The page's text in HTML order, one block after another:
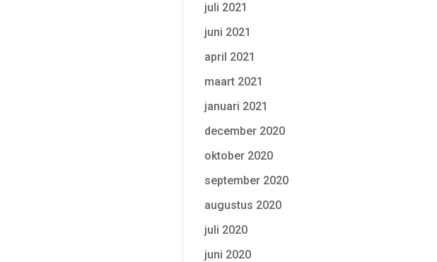
juli 2021
juni 2021
april 2021
maart 2021
januari 2021
december 2020
oktober 2020
september 2020
augustus 2020
juli 2020
juni 2020